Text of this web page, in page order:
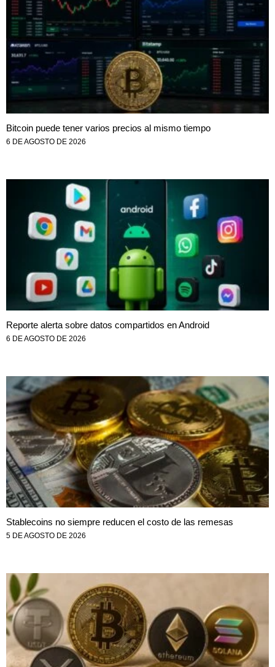
Bitcoin puede tener varios precios al mismo tiempo
6 DE AGOSTO DE 2026
Reporte alerta sobre datos compartidos en Android
6 DE AGOSTO DE 2026
Stablecoins no siempre reducen el costo de las remesas
5 DE AGOSTO DE 2026